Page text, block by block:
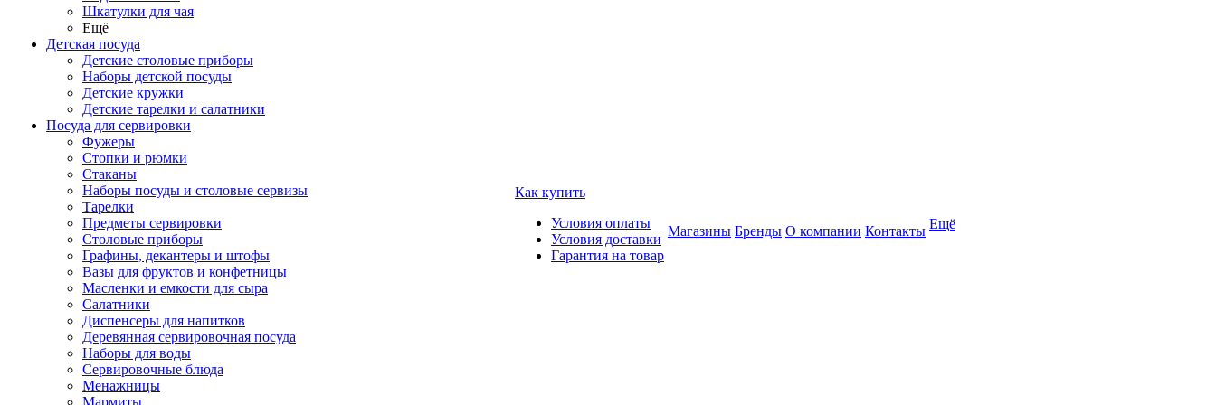
Шкатулки для чая
Ещё
Детская посуда
Детские столовые приборы
Наборы детской посуды
Детские кружки
Детские тарелки и салатники
Посуда для сервировки
Фужеры
Стопки и рюмки
Стаканы
Наборы посуды и столовые сервизы
Тарелки
Предметы сервировки
Столовые приборы
Графины, декантеры и штофы
Вазы для фруктов и конфетницы
Масленки и емкости для сыра
Салатники
Диспенсеры для напитков
Деревянная сервировочная посуда
Наборы для воды
Сервировочные блюда
Менажницы
Мармиты
Как купить
Условия оплаты
Условия доставки
Гарантия на товар
Магазины Бренды О компании Контакты Ещё